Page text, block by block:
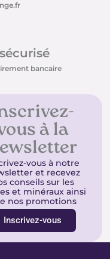
bancaire
à la
vous à notre
et recevez
conseils sur les
et minéraux ainsi
nos promotions
Inscrivez-vous